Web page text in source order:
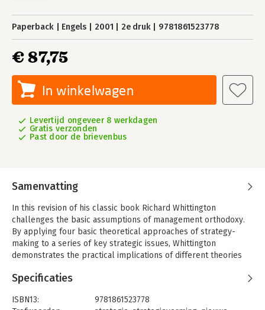
Paperback Engels 2001 2e druk 9781861523778
€ 87,75
In winkelwagen
Levertijd ongeveer 8 werkdagen
Gratis verzonden
Past door de brievenbus
Samenvatting
In this revision of his classic book Richard Whittington
challenges the basic assumptions of management orthodoxy.
By applying four basic theoretical approaches of strategy-
making to a series of key strategic issues, Whittington
demonstrates the practical implications of different theories
evaluate their own personal approach to strategy-making in
Specificaties
ISBN13:
9781861523778